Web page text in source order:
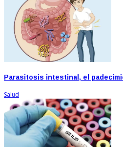
Parasitosis intestinal, el
Salud